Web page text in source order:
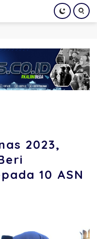
2023,
10 ASN